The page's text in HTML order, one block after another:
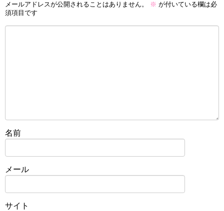
メールアドレスが公開されることはありません。 ※ が付いている欄は必
須項目です
名前
メール
サイト